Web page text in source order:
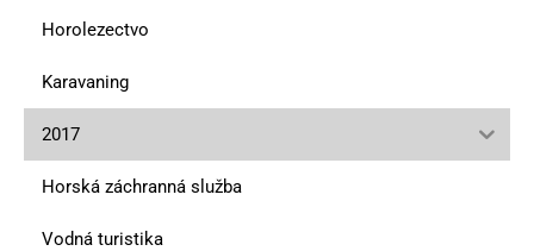
Horolezectvo
Karavaning
2017
Horská záchranná služba
Vodná turistika